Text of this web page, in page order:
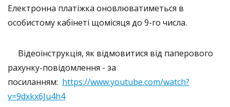
Електронна платіжка оновлюватиметься в
особистому кабінеті щомісяця до 9-го числа.
Відеоінструкція, як відмовитися від паперового
рахунку-повідомлення - за
посиланням: https://www.youtube.com/watch?
v=9dxkx6Ju4h4